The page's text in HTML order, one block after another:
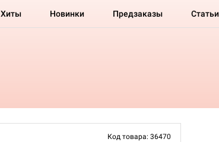
Хиты Новинки Предзаказы Статьи
Код товара: 36470